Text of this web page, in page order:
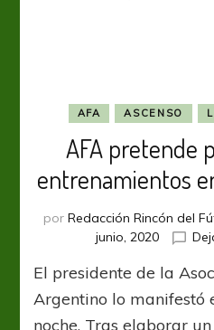
AFA ASCENSO
AFA pretende
entrenamientos
por Redacción Rincón del
junio, 2020
El presidente de la
Argentino lo manifestó
noche. Tras elaborar